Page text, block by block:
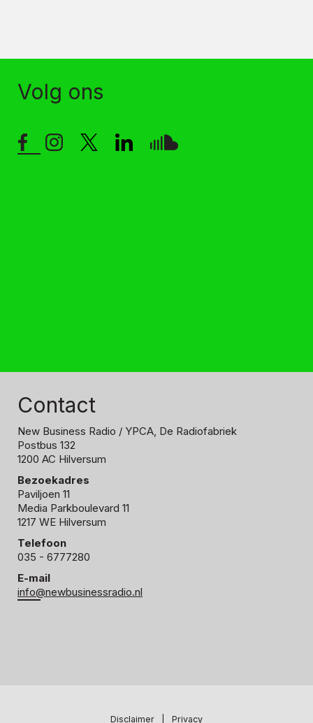
Volg ons
Contact
New Business Radio / YPCA, De Radiofabriek
Postbus 132
1200 AC Hilversum
Bezoekadres
Paviljoen 11
Media Parkboulevard 11
1217 WE Hilversum
Telefoon
035 - 6777280
E-mail
info@newbusinessradio.nl
Disclaimer Privacy